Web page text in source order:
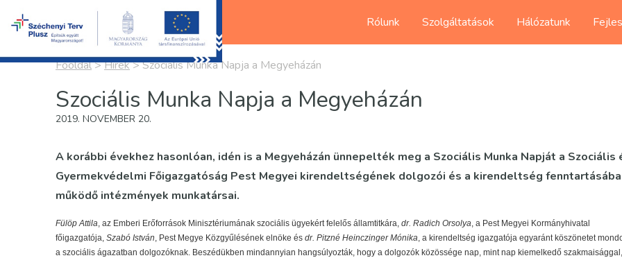
Rólunk Szolgáltatások Hálózatunk
Főoldal>Hírek>Szociális Munka Napja a Megyeházán
Szociális Munka Napja a Megyeházán
2019. NOVEMBER 20.
A korábbi évekhez hasonlóan, idén is a Megyeházán ünnepelték meg a Szociális Munka Napját a Szociális
Gyermekvédelmi Főigazgatóság Pest Megyei kirendeltségének dolgozói és a kirendeltség
működő intézmények munkatársai.
Fülöp Attila, az Emberi Erőforrások Minisztériumának szociális ügyekért felelős államtitkára, dr. Radich Orsolya, a Pest Megyei Kormányhivatal
főigazgatója, Szabó István, Pest Megye Közgyűlésének elnöke és dr. Pitzné Heinczinger Mónika, a kirendeltség igazgatója egyaránt köszönetet
a szociális ágazatban dolgozóknak. Beszédükben mindannyian hangsúlyozták, hogy a dolgozók közössége nap, mint nap kiemelkedő szakmaisággal,